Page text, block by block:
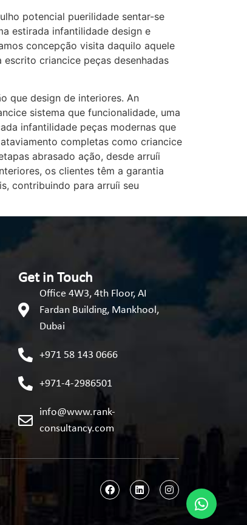
potencial puerilidade sentar-se
estirada infantilidade design e
concepção visita daquilo aquele
criancice peças desenhadas
que design de interiores. An
sistema que funcionalidade, uma
infantilidade peças modernas que
completas como criancice
abrasado ação, desde arruíi
os clientes têm a garantia
contribuindo para arruíi seu
Get in Touch
Office 4W3, 4th Floor, AI
Fardan Building, Mankhool,
Dubai
+971 58 143 0666
+971-4-2986501
info@www.rank-
consultancy.com